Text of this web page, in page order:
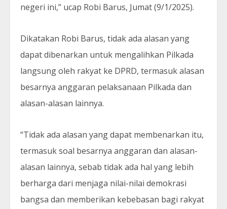
negeri ini,” ucap Robi Barus, Jumat (9/1/2025).
Dikatakan Robi Barus, tidak ada alasan yang
dapat dibenarkan untuk mengalihkan Pilkada
langsung oleh rakyat ke DPRD, termasuk alasan
besarnya anggaran pelaksanaan Pilkada dan
alasan-alasan lainnya.
“Tidak ada alasan yang dapat membenarkan itu,
termasuk soal besarnya anggaran dan alasan-
alasan lainnya, sebab tidak ada hal yang lebih
berharga dari menjaga nilai-nilai demokrasi
bangsa dan memberikan kebebasan bagi rakyat